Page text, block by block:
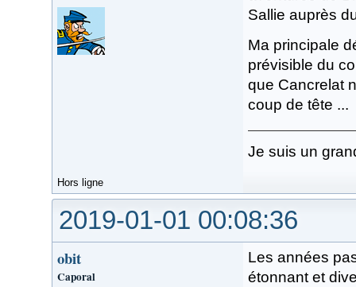
Sallie auprès
Ma principale
prévisible du
que Cancrelat
coup de tête ...
Je suis un
Hors ligne
2019-01-01 00:08:36
obit
Caporal
Les années
étonnant et